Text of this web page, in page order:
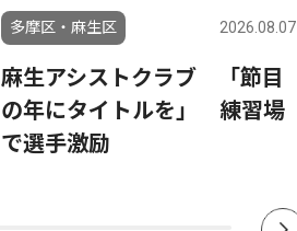
多摩区・麻生区 2026.08.07
麻生アシストクラブ 「節目
の年にタイトルを」 練習場
で選手激励